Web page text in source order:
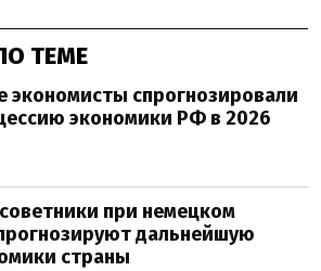
ТЕМЕ
экономисты спрогнозировали
экономики РФ в 2026
при немецком
дальнейшую
страны